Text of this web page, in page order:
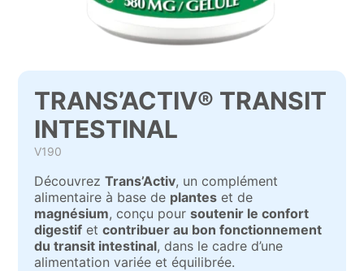
TRANS’ACTIV® TRANSIT
INTESTINAL
V190
DécouvrezTrans’Activ, un complément
alimentaire à base de plantes et de
magnésium, conçu poursoutenir le confort
digestif etcontribuer au bon fonctionnement
du transit intestinal, dans le cadre d’une
alimentation variée et équilibrée.